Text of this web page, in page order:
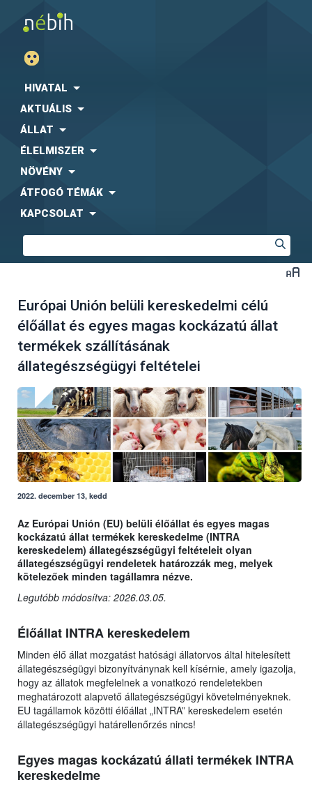
HIVATAL
AKTUÁLIS
ÁLLAT
ÉLELMISZER
NÖVÉNY
ÁTFOGÓ TÉMÁK
KAPCSOLAT
Európai Unión belüli kereskedelmi célú
élőállat és egyes magas kockázatú állat
termékek szállításának
állategészségügyi feltételei
2022. december 13, kedd
Az Európai Unión (EU) belüli élőállat és egyes magas
kockázatú állat termékek kereskedelme (INTRA
kereskedelem) állategészségügyi feltételeit olyan
állategészségügyi rendeletek határozzák meg, melyek
kötelezőek minden tagállamra nézve.
Legutóbb módosítva: 2026.03.05.
Élőállat INTRA kereskedelem
Minden élő állat mozgatást hatósági állatorvos által hitelesített
állategészségügyi bizonyítványnak kell kísérnie, amely igazolja,
hogy az állatok megfelelnek a vonatkozó rendeletekben
meghatározott alapvető állategészségügyi követelményeknek.
EU tagállamok közötti élőállat „INTRA” kereskedelem esetén
állategészségügyi határellenőrzés nincs!
Egyes magas kockázatú állati termékek INTRA
kereskedelme